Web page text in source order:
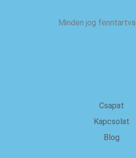
Minden jog fenntartva
Csapat
Kapcsolat
Blog